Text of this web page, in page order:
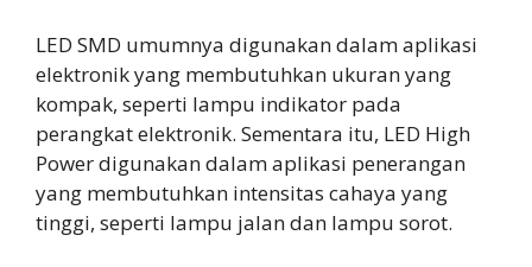
LED SMD umumnya digunakan dalam aplikasi
elektronik yang membutuhkan ukuran yang
kompak, seperti lampu indikator pada
perangkat elektronik. Sementara itu, LED High
Power digunakan dalam aplikasi penerangan
yang membutuhkan intensitas cahaya yang
tinggi, seperti lampu jalan dan lampu sorot.